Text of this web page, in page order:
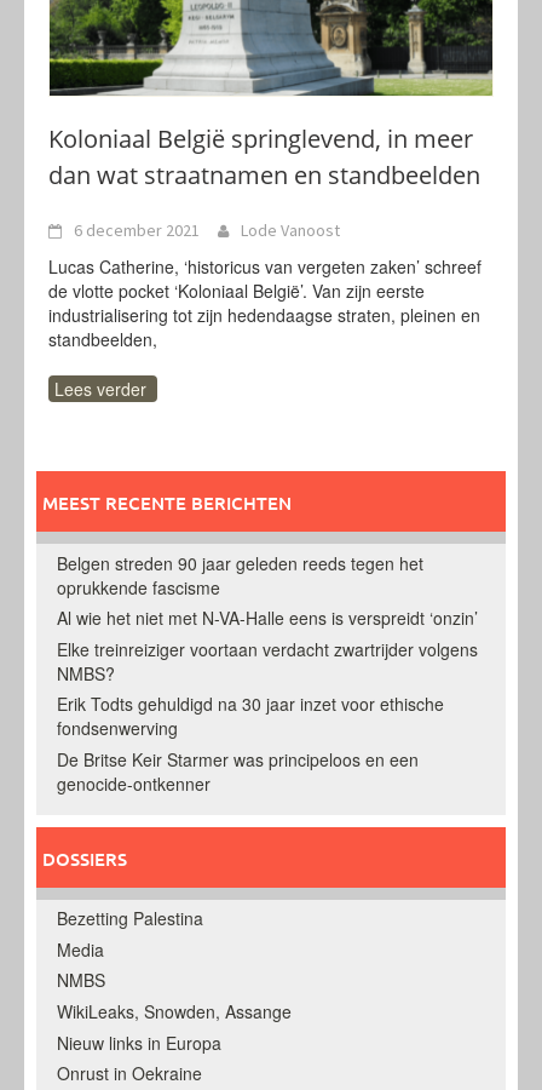
Koloniaal België springlevend, in meer
dan wat straatnamen en standbeelden
6 december 2021 Lode Vanoost
Lucas Catherine, ‘historicus van vergeten zaken’ schreef
de vlotte pocket ‘Koloniaal België’. Van zijn eerste
industrialisering tot zijn hedendaagse straten, pleinen en
standbeelden,
Lees verder
MEEST RECENTE BERICHTEN
Belgen streden 90 jaar geleden reeds tegen het
oprukkende fascisme
Al wie het niet met N-VA-Halle eens is verspreidt ‘onzin’
Elke treinreiziger voortaan verdacht zwartrijder volgens
NMBS?
Erik Todts gehuldigd na 30 jaar inzet voor ethische
fondsenwerving
De Britse Keir Starmer was principeloos en een
genocide-ontkenner
DOSSIERS
Bezetting Palestina
Media
NMBS
WikiLeaks, Snowden, Assange
Nieuw links in Europa
Onrust in Oekraine